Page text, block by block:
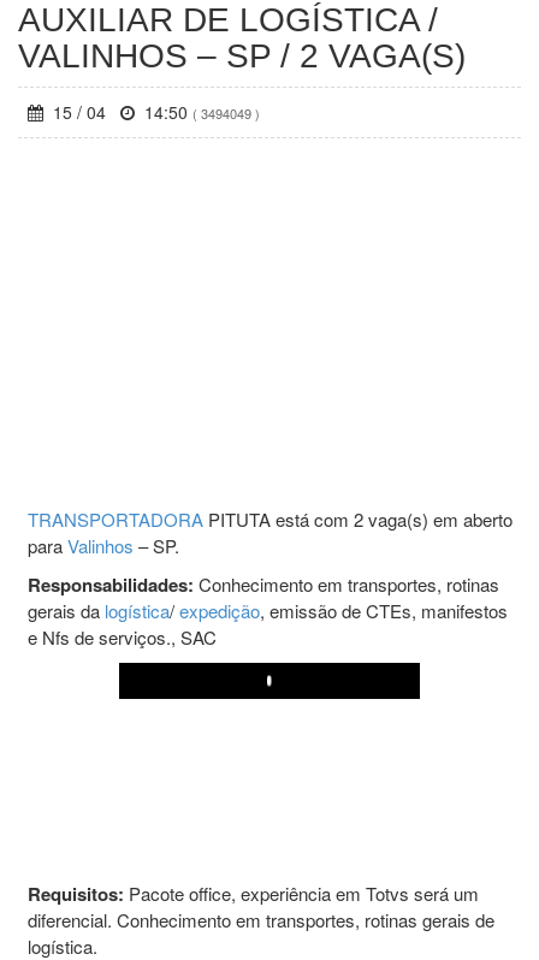
AUXILIAR DE LOGÍSTICA /
VALINHOS – SP / 2 VAGA(S)
15 / 04 14:50 ( 3494049 )
TRANSPORTADORA PITUTA está com 2 vaga(s) em aberto
paraValinhos – SP.
Responsabilidades: Conhecimento em transportes, rotinas
gerais da logística/expedição, emissão de CTEs, manifestos
e Nfs de serviços., SAC
Play
Requisitos: Pacote office, experiência em Totvs será um
diferencial. Conhecimento em transportes, rotinas gerais de
logística.